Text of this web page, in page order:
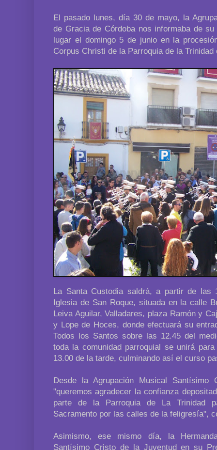
El pasado lunes, día 30 de mayo, la
de Gracia de Córdoba nos informaba de
lugar el domingo 5 de junio en la
Corpus Christi de la Parroquia de la
La Santa Custodia saldrá, a partir de las
Iglesia de San Roque, situada en la calle
Leiva Aguilar, Valladares, plaza Ramón y
y Lope de Hoces, donde efectuará su
Todos los Santos sobre las 12.45 del
toda la comunidad parroquial se unirá
13.00 de la tarde, culminando así el curso
Desde la Agrupación Musical Santísimo
"queremos agradecer la confianza
parte de la Parroquia de La Trinidad
Sacramento por las calles de la feligresía",
Asimismo, ese mismo día, la
Santísimo Cristo de la Juventud en su